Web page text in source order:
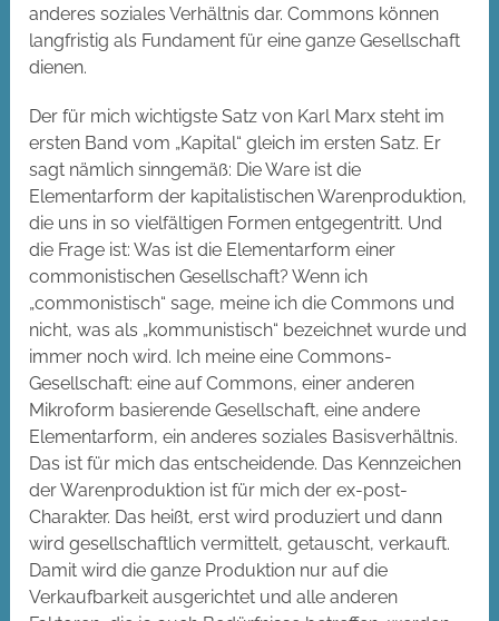
anderes soziales Verhältnis dar. Commons können
langfristig als Fundament für eine ganze Gesellschaft
dienen.
Der für mich wichtigste Satz von Karl Marx steht im
ersten Band vom „Kapital“ gleich im ersten Satz. Er
sagt nämlich sinngemäß: Die Ware ist die
Elementarform der kapitalistischen Warenproduktion,
die uns in so vielfältigen Formen entgegentritt. Und
die Frage ist: Was ist die Elementarform einer
commonistischen Gesellschaft? Wenn ich
„commonistisch“ sage, meine ich die Commons und
nicht, was als „kommunistisch“ bezeichnet wurde und
immer noch wird. Ich meine eine Commons-
Gesellschaft: eine auf Commons, einer anderen
Mikroform basierende Gesellschaft, eine andere
Elementarform, ein anderes soziales Basisverhältnis.
Das ist für mich das entscheidende. Das Kennzeichen
der Warenproduktion ist für mich der ex-post-
Charakter. Das heißt, erst wird produziert und dann
wird gesellschaftlich vermittelt, getauscht, verkauft.
Damit wird die ganze Produktion nur auf die
Verkaufbarkeit ausgerichtet und alle anderen